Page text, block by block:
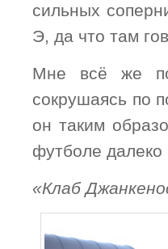
сильных
Э, да что там
Мне всё же
сокрушаясь по
он таким
футболе
«Клаб